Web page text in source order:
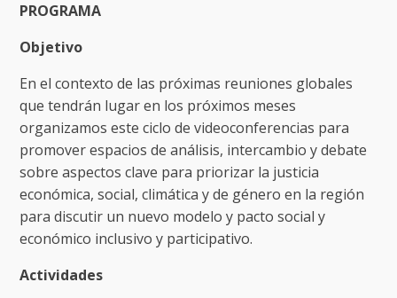
PROGRAMA
Objetivo
En el contexto de las próximas reuniones globales
que tendrán lugar en los próximos meses
organizamos este ciclo de videoconferencias para
promover espacios de análisis, intercambio y debate
sobre aspectos clave para priorizar la justicia
económica, social, climática y de género en la región
para discutir un nuevo modelo y pacto social y
económico inclusivo y participativo.
Actividades